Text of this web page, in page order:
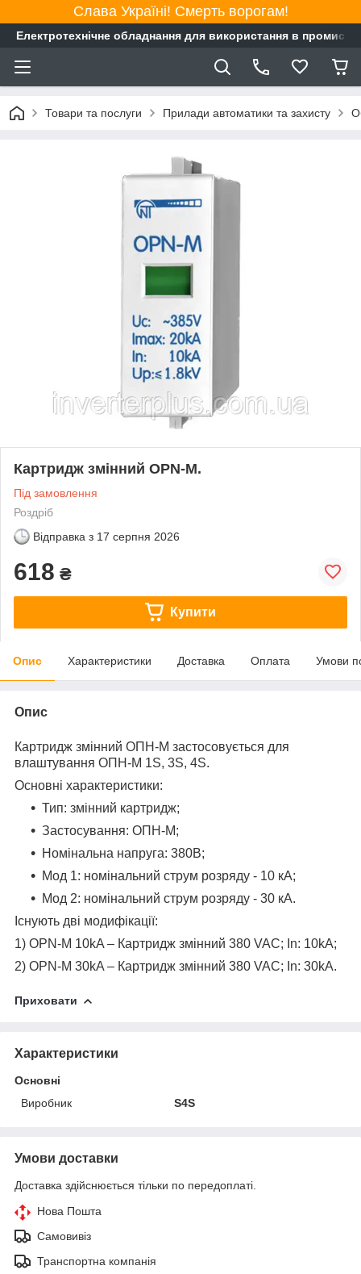
Слава Україні! Смерть ворогам!
Електротехнічне обладнання для використання в
Товари та послуги Прилади автоматики та захисту
Картридж змінний ОPN-М.
Під замовлення
Роздріб
Відправка з 17 серпня 2026
618 ₴
Купити
Опис Характеристики Доставка Оплата Умови
Опис
Картридж змінний ОПН-М застосовується для
влаштування ОПН-М 1S, 3S, 4S.
Основнi характеристики:
Тип: змінний картридж;
Застосування: ОПН-М;
Номінальна напруга: 380В;
Мод 1: номінальний струм розряду - 10 кА;
Мод 2: номінальний струм розряду - 30 кА.
Існують дві модифікації:
1) OPN-M 10kA – Картридж змінний 380 VAC; In: 10kA;
2) OPN-M 30kA – Картридж змінний 380 VAC; In: 30kA.
Приховати
Характеристики
Основні
Виробник
S4S
Умови доставки
Доставка здійснюється тільки по передоплаті.
Нова Пошта
Самовивіз
Транспортна компанія